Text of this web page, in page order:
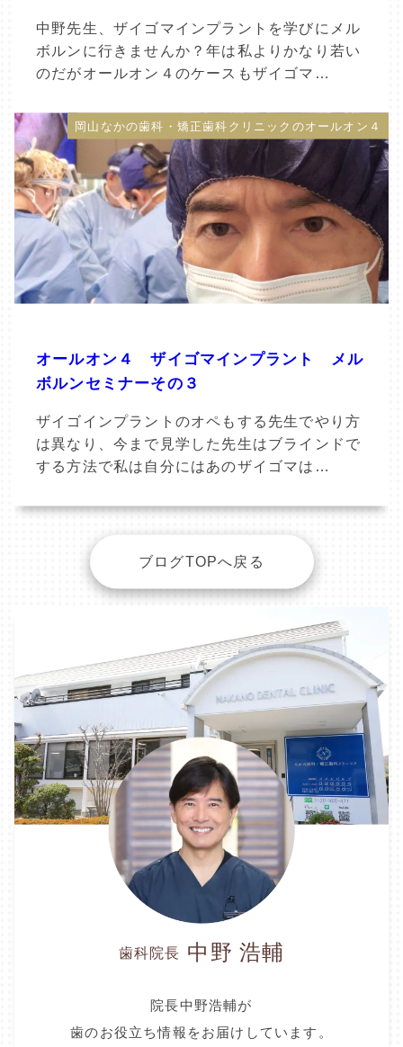
中野先生、ザイゴマインプラントを学びにメル
ボルンに行きませんか？年は私よりかなり若い
のだがオールオン４のケースもザイゴマ…
岡山なかの歯科・矯正歯科クリニックのオールオン４
オールオン４ ザイゴマインプラント メル
ボルンセミナーその３
ザイゴインプラントのオペもする先生でやり方
は異なり、今まで見学した先生はブラインドで
する方法で私は自分にはあのザイゴマは…
ブログTOPへ戻る
歯科院長 中野 浩輔
院長中野浩輔が
歯のお役立ち情報をお届けしています。